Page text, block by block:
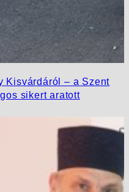
Kisvárdáról – a Szent
sikert aratott